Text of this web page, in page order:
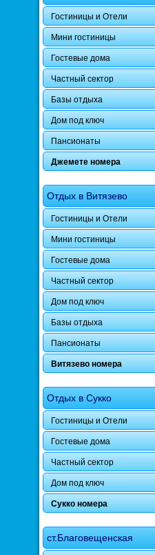
Гостиницы и Отели
Мини гостиницы
Гостевые дома
Частный сектор
Базы отдыха
Дом под ключ
Пансионаты
Джемете номера
Отдых в Витязево
Гостиницы и Отели
Мини гостиницы
Гостевые дома
Частный сектор
Дом под ключ
Базы отдыха
Пансионаты
Витязево номера
Отдых в Сукко
Гостиницы и Отели
Гостевые дома
Частный сектор
Дом под ключ
Сукко номера
ст.Благовещенская